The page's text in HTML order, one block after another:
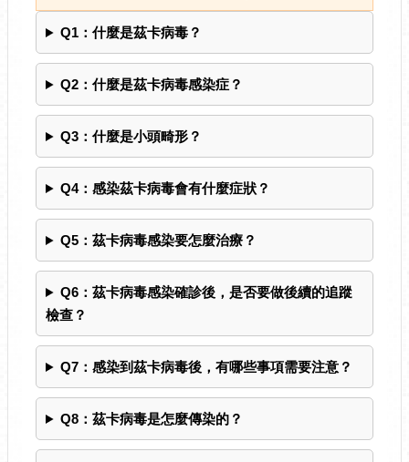
Q1：什麼是茲卡病毒？
Q2：什麼是茲卡病毒感染症？
Q3：什麼是小頭畸形？
Q4：感染茲卡病毒會有什麼症狀？
Q5：茲卡病毒感染要怎麼治療？
Q6：茲卡病毒感染確診後，是否要做後續的追蹤
檢查？
Q7：感染到茲卡病毒後，有哪些事項需要注意？
Q8：茲卡病毒是怎麼傳染的？